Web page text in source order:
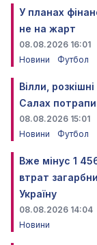
У планах
не на жарт
08.08.2026 16:01
Новини
Футбол
Вілли,
Салах
08.08.2026 15:01
Новини
Футбол
Вже мінус 1
втрат
Україну
08.08.2026 14:04
Новини